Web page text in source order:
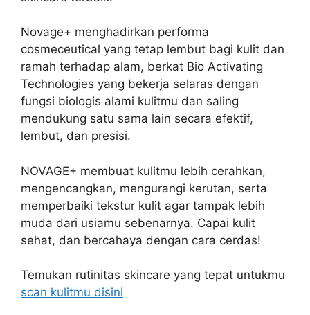
Novage+ menghadirkan performa
cosmeceutical yang tetap lembut bagi kulit dan
ramah terhadap alam, berkat Bio Activating
Technologies yang bekerja selaras dengan
fungsi biologis alami kulitmu dan saling
mendukung satu sama lain secara efektif,
lembut, dan presisi.
NOVAGE+ membuat kulitmu lebih cerahkan,
mengencangkan, mengurangi kerutan, serta
memperbaiki tekstur kulit agar tampak lebih
muda dari usiamu sebenarnya. Capai kulit
sehat, dan bercahaya dengan cara cerdas!
Temukan rutinitas skincare yang tepat untukmu
scan kulitmu disini